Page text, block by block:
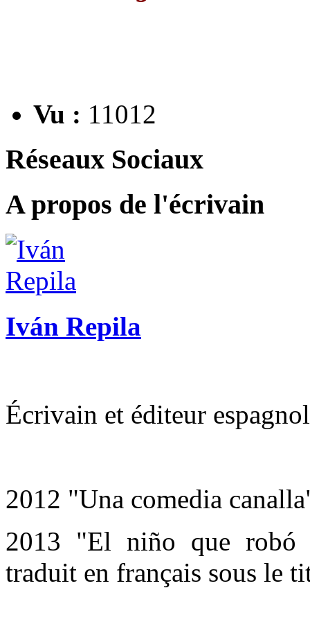
Vu : 11012
Réseaux Sociaux
A propos de l'écrivain
Iván Repila
Écrivain et éditeur
2012 "Una comedia
2013 "El niño que
traduit en français sous le